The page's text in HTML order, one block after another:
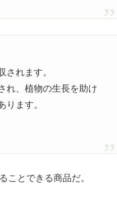
れます。
れ、植物の生長を助け
ります。
ことできる商品だ。